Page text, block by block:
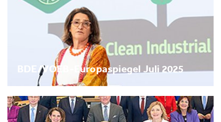
BDE/VOEB-Europaspiegel Juli 2025